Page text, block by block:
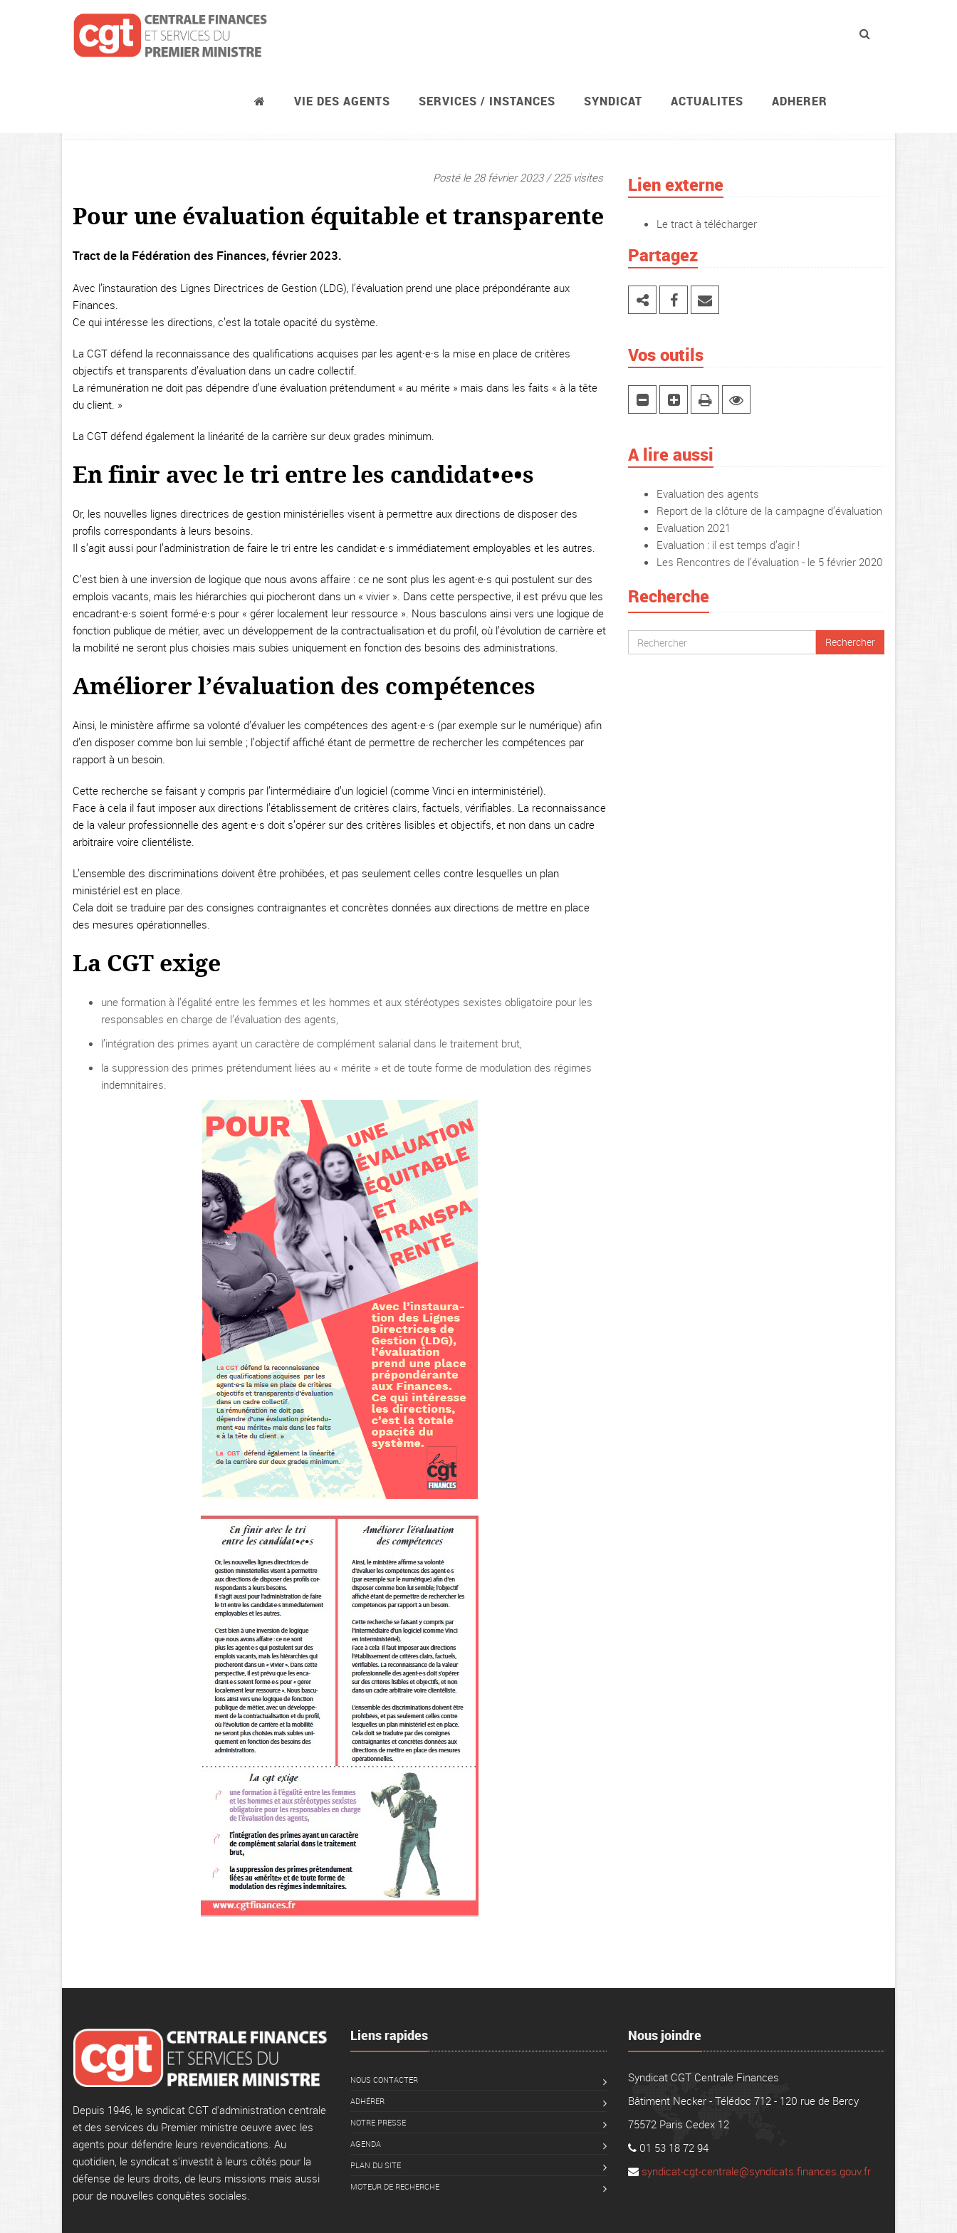
VIE DES AGENTS SERVICES / INSTANCES SYNDICAT ACTUALITES ADHERER
Évaluation professionnelle
Posté le 28 février 2023 / 225 visites
Pour une évaluation équitable et transparente
Tract de la Fédération des Finances, février 2023.
Avec l’instauration des Lignes Directrices de Gestion (LDG), l’évaluation prend une place prépondérante aux
Finances.
Ce qui intéresse les directions, c’est la totale opacité du système.
La CGT défend la reconnaissance des qualifications acquises par les agent·e·s la mise en place de critères
objectifs et transparents d’évaluation dans un cadre collectif.
La rémunération ne doit pas dépendre d’une évaluation prétendument « au mérite » mais dans les faits « à la tête
du client. »
La CGT défend également la linéarité de la carrière sur deux grades minimum.
En finir avec le tri entre les candidat•e•s
Or, les nouvelles lignes directrices de gestion ministérielles visent à permettre aux directions de disposer des
profils correspondants à leurs besoins.
Il s’agit aussi pour l’administration de faire le tri entre les candidat·e·s immédiatement employables et les autres.
C’est bien à une inversion de logique que nous avons affaire : ce ne sont plus les agent·e·s qui postulent sur des
emplois vacants, mais les hiérarchies qui piocheront dans un « vivier ». Dans cette perspective, il est prévu que les
encadrant·e·s soient formé·e·s pour « gérer localement leur ressource ». Nous basculons ainsi vers une logique de
fonction publique de métier, avec un développement de la contractualisation et du profil, où l’évolution de carrière et
la mobilité ne seront plus choisies mais subies uniquement en fonction des besoins des administrations.
Améliorer l’évaluation des compétences
Ainsi, le ministère affirme sa volonté d’évaluer les compétences des agent·e·s (par exemple sur le numérique) afin
d’en disposer comme bon lui semble ; l’objectif affiché étant de permettre de rechercher les compétences par
rapport à un besoin.
Cette recherche se faisant y compris par l’intermédiaire d’un logiciel (comme Vinci en interministériel).
Face à cela il faut imposer aux directions l’établissement de critères clairs, factuels, vérifiables. La reconnaissance
de la valeur professionnelle des agent·e·s doit s’opérer sur des critères lisibles et objectifs, et non dans un cadre
arbitraire voire clientéliste.
L’ensemble des discriminations doivent être prohibées, et pas seulement celles contre lesquelles un plan
ministériel est en place.
Cela doit se traduire par des consignes contraignantes et concrètes données aux directions de mettre en place
des mesures opérationnelles.
La CGT exige
une formation à l’égalité entre les femmes et les hommes et aux stéréotypes sexistes obligatoire pour les
responsables en charge de l’évaluation des agents,
l’intégration des primes ayant un caractère de complément salarial dans le traitement brut,
la suppression des primes prétendument liées au « mérite » et de toute forme de modulation des régimes
indemnitaires.
Lien externe
Le tract à télécharger
Partagez
Vos outils
A lire aussi
Evaluation des agents
Report de la clôture de la campagne d’évaluation
Evaluation 2021
Evaluation : il est temps d’agir !
Les Rencontres de l’évaluation - le 5 février 2020
Recherche
Depuis 1946, le syndicat CGT d'administration centrale
et des services du Premier ministre oeuvre avec les
agents pour défendre leurs revendications. Au
quotidien, le syndicat s'investit à leurs côtés pour la
défense de leurs droits, de leurs missions mais aussi
pour de nouvelles conquêtes sociales.
Liens rapides
NOUS CONTACTER
ADHÉRER
NOTRE PRESSE
AGENDA
PLAN DU SITE
MOTEUR DE RECHERCHE
Nous joindre
Syndicat CGT Centrale Finances
Bâtiment Necker - Télédoc 712 - 120 rue de Bercy
75572 Paris Cedex 12
01 53 18 72 94
syndicat-cgt-centrale@syndicats.finances.gouv.fr